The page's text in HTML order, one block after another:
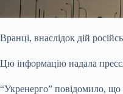
Вранці, внаслідок дій
Цю інформацію надала
“Укренерго” повідомило, що